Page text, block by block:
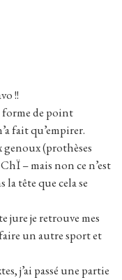
!!
forme de point
fait qu’empirer.
(prothèses
– mais non ce n’est
la tête que cela se
jure je retrouve mes
un autre sport et
j’ai passé une partie